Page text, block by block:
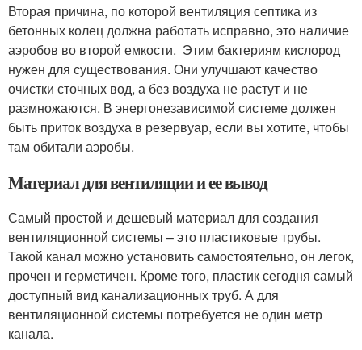
Вторая причина, по которой вентиляция септика из
бетонных колец должна работать исправно, это наличие
аэробов во второй емкости. Этим бактериям кислород
нужен для существования. Они улучшают качество
очистки сточных вод, а без воздуха не растут и не
размножаются. В энергонезависимой системе должен
быть приток воздуха в резервуар, если вы хотите, чтобы
там обитали аэробы.
Материал для вентиляции и ее вывод
Самый простой и дешевый материал для создания
вентиляционной системы – это пластиковые трубы.
Такой канал можно установить самостоятельно, он легок,
прочен и герметичен. Кроме того, пластик сегодня самый
доступный вид канализационных труб. А для
вентиляционной системы потребуется не один метр
канала.